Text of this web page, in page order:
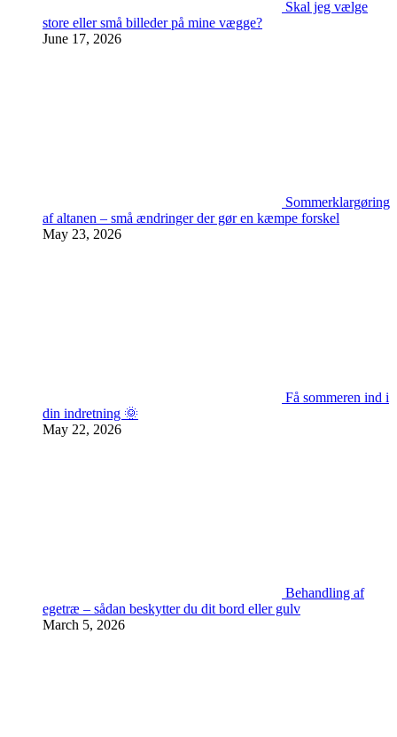
Skal jeg vælge
store eller små billeder på mine vægge?
June 17, 2026
Sommerklargøring
af altanen – små ændringer der gør en kæmpe forskel
May 23, 2026
Få sommeren ind i
din indretning 🌞
May 22, 2026
Behandling af
egetræ – sådan beskytter du dit bord eller gulv
March 5, 2026